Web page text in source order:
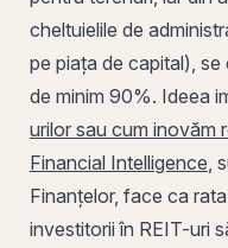
cheltuielile de
pe piața de capital),
de minim 90%. Ideea
urilor sau cum inovăm
Financial Intelligence ,
Finanțelor, face ca
investitorii în REIT-uri